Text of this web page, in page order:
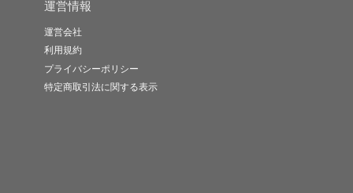
運営情報
運営会社
利用規約
プライバシーポリシー
特定商取引法に関する表示